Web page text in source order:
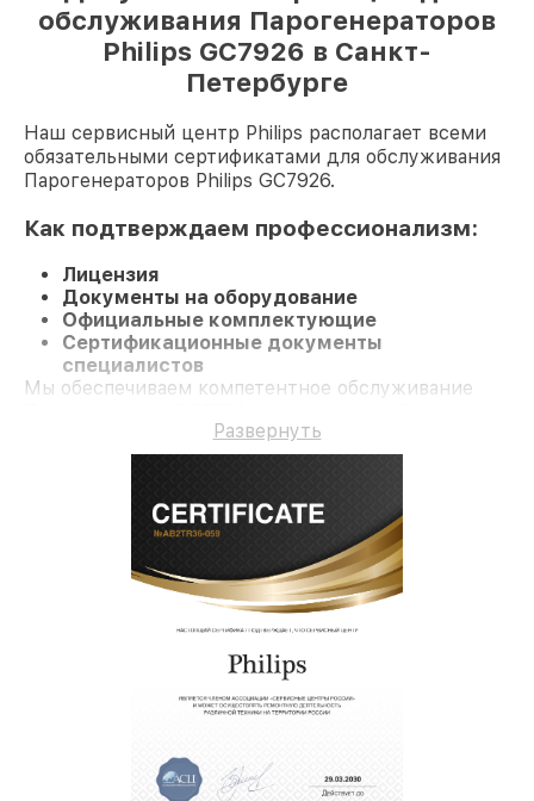
обслуживания Парогенераторов
Philips GC7926 в Санкт-
Петербурге
Наш сервисный центр Philips располагает всеми
обязательными сертификатами для обслуживания
Парогенераторов Philips GC7926.
Как подтверждаем профессионализм:
Лицензия
Документы на оборудование
Официальные комплектующие
Сертификационные документы
специалистов
Мы обеспечиваем компетентное обслуживание
Развернуть